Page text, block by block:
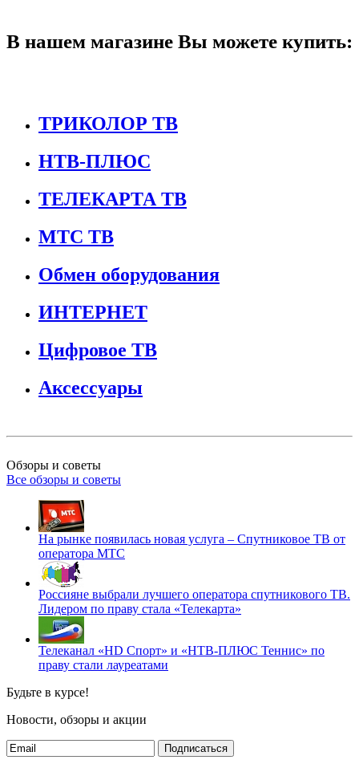
В нашем магазине Вы можете купить:
ТРИКОЛОР ТВ
НТВ-ПЛЮС
ТЕЛЕКАРТА ТВ
МТС ТВ
Обмен оборудования
ИНТЕРНЕТ
Цифровое ТВ
Аксессуары
Обзоры и советы
Все обзоры и советы
На рынке появилась новая услуга – Спутниковое ТВ от
оператора МТС
Россияне выбрали лучшего оператора спутникового ТВ.
Лидером по праву стала «Телекарта»
Телеканал «HD Спорт» и «НТВ-ПЛЮС Теннис» по
праву стали лауреатами
Будьте в курсе!
Новости, обзоры и акции
Подписаться